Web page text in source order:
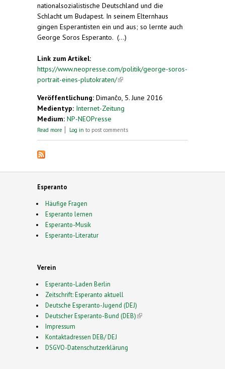
nationalsozialistische Deutschland und die
Schlacht um Budapest. In seinem Elternhaus
gingen Esperantisten ein und aus; so lernte auch
George Soros Esperanto. (...)
Link zum Artikel:
https://www.neopresse.com/politik/george-soros-
portrait-eines-plutokraten/(link is external)
Veröffentlichung: Dimanĉo, 5. June 2016
Medientyp: Internet-Zeitung
Medium: NP-NEOPresse
Read more about George Soros – Portrait eines Plutokraten
Log in to post comments
Esperanto
Häufige Fragen
Esperanto lernen
Esperanto-Musik
Esperanto-Literatur
Verein
Esperanto-Laden Berlin
Zeitschrift: Esperanto aktuell
Deutsche Esperanto-Jugend (DEJ)
Deutscher Esperanto-Bund (DEB)(link is external)
Impressum
Kontaktadressen DEB/ DEJ
DSGVO-Datenschutzerklärung